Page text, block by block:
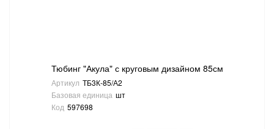
Тюбинг "Акула" с круговым дизайном 85см
Артикул ТБ3К-85/А2
Базовая единица шт
Код 597698